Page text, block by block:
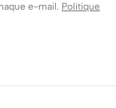
e-mail. Politique